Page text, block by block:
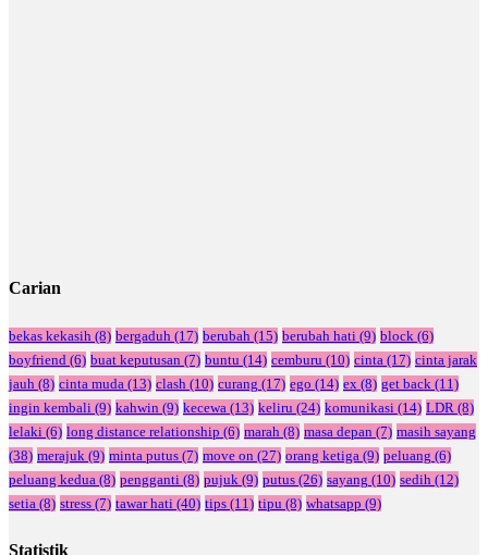
Carian
bekas kekasih (8) bergaduh (17) berubah (15) berubah hati (9) block (6)
boyfriend (6) buat keputusan (7) buntu (14) cemburu (10) cinta (17) cinta jarak
jauh (8) cinta muda (13) clash (10) curang (17) ego (14) ex (8) get back (11)
ingin kembali (9) kahwin (9) kecewa (13) keliru (24) komunikasi (14) LDR (8)
lelaki (6) long distance relationship (6) marah (8) masa depan (7) masih sayang
(38) merajuk (9) minta putus (7) move on (27) orang ketiga (9) peluang (6)
peluang kedua (8) pengganti (8) pujuk (9) putus (26) sayang (10) sedih (12)
setia (8) stress (7) tawar hati (40) tips (11) tipu (8) whatsapp (9)
Statistik